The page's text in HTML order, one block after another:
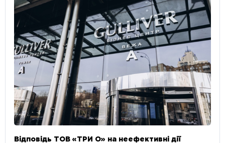
Відповідь ТОВ «ТРИ О» на неефективні дії